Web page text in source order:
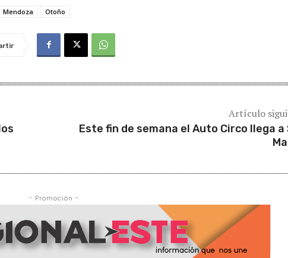
Mendoza Otoño
Artículo
Este fin de semana el Auto Circo llega a
- Promoción -